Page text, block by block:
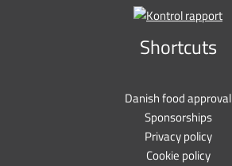
Shortcuts
Danish food approval
Sponsorships
Privacy policy
Cookie policy